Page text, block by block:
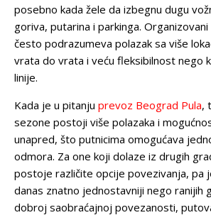
posebno kada žele da izbegnu dugu
goriva, putarina i parkinga.
često podrazumeva polazak sa više
vrata do vrata i veću fleksibilnost nego
linije.
Kada je u pitanju prevoz Beograd Pula,
sezone postoji više polazaka i
unapred, što putnicima omogućava
odmora. Za one koji dolaze iz drugih
postoje različite opcije povezivanja, pa
danas znatno jednostavniji nego ranijih
dobroj saobraćajnoj povezanosti,